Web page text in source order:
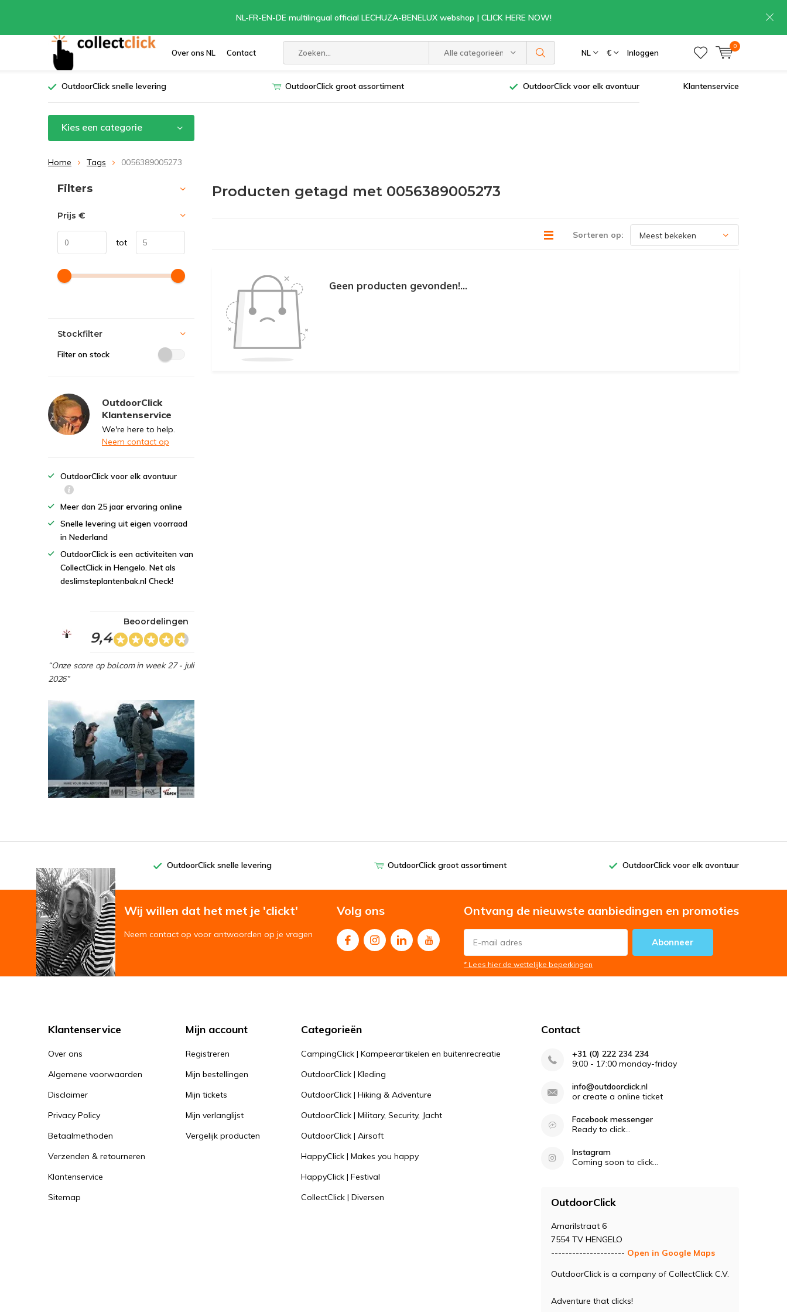
Over ons NL Contact Alle categorieën NL € Inloggen
0
NL-FR-EN-DE multilingual official LECHUZA-BENELUX webshop | CLICK HERE NOW!
OutdoorClick snelle levering OutdoorClick groot assortiment OutdoorClick voor elk avontuur Klantenservice
Kies een categorie
Home Tags 0056389005273
Producten getagd met 0056389005273
Sorteren op:
Geen producten gevonden!...
Sorteren op:
Filters
Prijs €
tot
Stockfilter
Filter on stock
OutdoorClick
Klantenservice
We're here to help.
Neem contact op
OutdoorClick voor elk avontuur
Meer dan 25 jaar ervaring online
Snelle levering uit eigen voorraad
in Nederland
OutdoorClick is een activiteiten van
CollectClick in Hengelo. Net als
deslimsteplantenbak.nl Check!
9,4
Beoordelingen
“Onze score op bol.com in week 27 - juli
2026”
OutdoorClick snelle levering OutdoorClick groot assortiment OutdoorClick voor elk avontuur
Wij willen dat het met je 'clickt'
Neem contact op voor antwoorden op je vragen
Volg ons Ontvang de nieuwste aanbiedingen en promoties
Abonneer
* Lees hier de wettelijke beperkingen
Klantenservice
Over ons
Algemene voorwaarden
Disclaimer
Privacy Policy
Betaalmethoden
Verzenden & retourneren
Klantenservice
Sitemap
Mijn account
Registreren
Mijn bestellingen
Mijn tickets
Mijn verlanglijst
Vergelijk producten
Categorieën
CampingClick | Kampeerartikelen en buitenrecreatie
OutdoorClick | Kleding
OutdoorClick | Hiking & Adventure
OutdoorClick | Military, Security, Jacht
OutdoorClick | Airsoft
HappyClick | Makes you happy
HappyClick | Festival
CollectClick | Diversen
Contact
+31 (0) 222 234 234
9:00 - 17:00 monday-friday
info@outdoorclick.nl
or create a online ticket
Facebook messenger
Ready to click...
Instagram
Coming soon to click...
OutdoorClick
Amarilstraat 6
7554 TV HENGELO
--------------------- Open in Google Maps
OutdoorClick is a company of CollectClick C.V.
Adventure that clicks!